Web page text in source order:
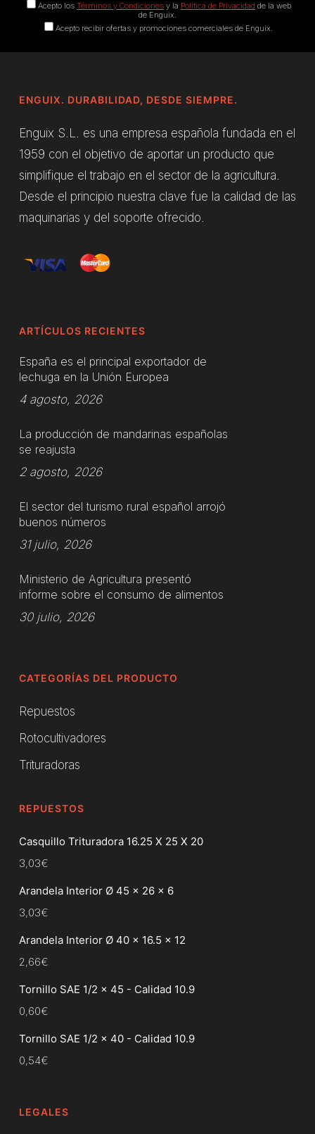
Acepto los Términos y Condicionesy la Política de Privacidad de la web
de Enguix.
Acepto recibir ofertas y promociones comerciales de Enguix.
ENGUIX. DURABILIDAD, DESDE SIEMPRE.
Enguix S.L. es una empresa española fundada en el
1959 con el objetivo de aportar un producto que
simplifique el trabajo en el sector de la agricultura.
Desde el principio nuestra clave fue la calidad de las
maquinarias y del soporte ofrecido.
ARTÍCULOS RECIENTES
España es el principal exportador de
lechuga en la Unión Europea
4 agosto, 2026
La producción de mandarinas españolas
se reajusta
2 agosto, 2026
El sector del turismo rural español arrojó
buenos números
31 julio, 2026
Ministerio de Agricultura presentó
informe sobre el consumo de alimentos
30 julio, 2026
CATEGORÍAS DEL PRODUCTO
Repuestos
Rotocultivadores
Trituradoras
REPUESTOS
Casquillo Trituradora 16.25 X 25 X 20
3,03€
Arandela Interior Ø 45 x 26 x 6
3,03€
Arandela Interior Ø 40 x 16.5 x 12
2,66€
Tornillo SAE 1/2 x 45 - Calidad 10.9
0,60€
Tornillo SAE 1/2 x 40 - Calidad 10.9
0,54€
LEGALES